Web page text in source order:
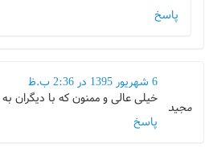
پاسخ
مجید
6 شهریور 1395 در 2:36 ب.ظ
خیلی عالی و ممنون که با دیگران
پاسخ